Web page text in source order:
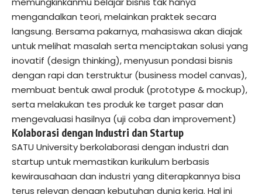
mengandalkan teori, melainkan praktek secara
langsung. Bersama pakarnya, mahasiswa akan diajak
untuk melihat masalah serta menciptakan solusi yang
inovatif (design thinking), menyusun pondasi bisnis
dengan rapi dan terstruktur (business model canvas),
membuat bentuk awal produk (prototype & mockup),
serta melakukan tes produk ke target pasar dan
mengevaluasi hasilnya (uji coba dan improvement)
Kolaborasi dengan Industri dan Startup
SATU University berkolaborasi dengan industri dan
startup untuk memastikan kurikulum berbasis
kewirausahaan dan industri yang diterapkannya bisa
terus relevan dengan kebutuhan dunia kerja. Hal ini